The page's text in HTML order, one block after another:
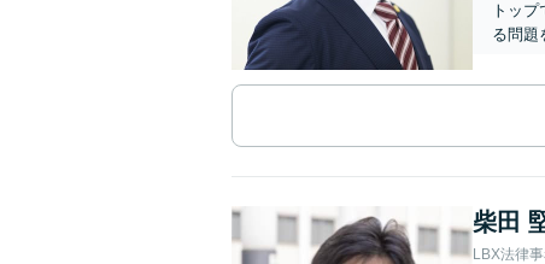
トッ
る問題
柴田
LBX法律